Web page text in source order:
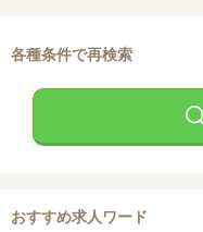
各種条件で再検索
おすすめ求人ワード